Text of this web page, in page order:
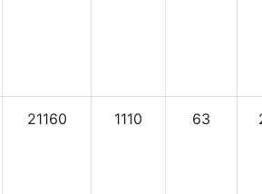
21160 1110 63